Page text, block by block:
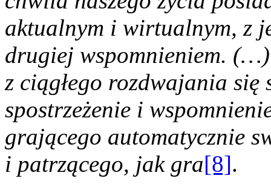
aktualnym i wirtualnym, z
drugiej wspomnieniem.
z ciągłego rozdwajania
spostrzeżenie i
grającego automatycznie
i patrzącego, jak gra[8].